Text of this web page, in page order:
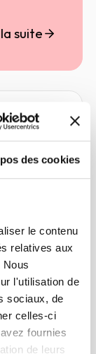
des cookies
le contenu
relatives aux
l'utilisation de
sociaux, de
celles-ci
fournies
de leurs
elles
suite
pour
une
à
reste
suite